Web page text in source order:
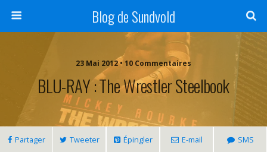
Blog de Sundvold
23 Mai 2012 • 10 Commentaires
BLU-RAY : The Wrestler Steelbook
Partager Tweeter Épingler E-mail SMS